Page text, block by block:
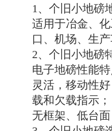
1、个旧小地磅
适用于冶金、
口、机场、生
2、个旧小地磅
电子地磅性能
灵活，移动性
载和欠载指示
无框架、低台